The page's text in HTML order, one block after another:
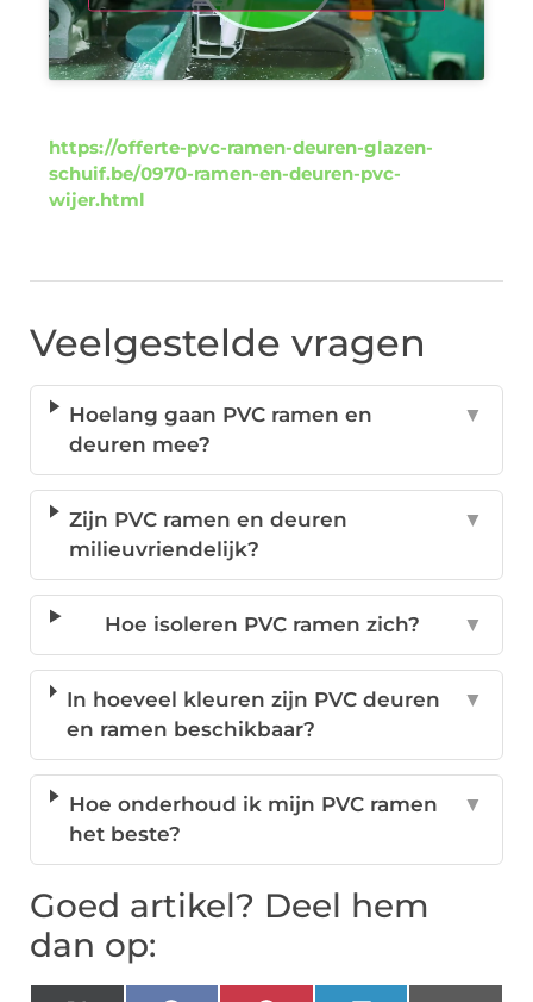
https://offerte-pvc-ramen-deuren-glazen-
schuif.be/0970-ramen-en-deuren-pvc-
wijer.html
Veelgestelde vragen
Hoelang gaan PVC ramen en
deuren mee?
▼
Zijn PVC ramen en deuren
milieuvriendelijk?
▼
Hoe isoleren PVC ramen zich? ▼
In hoeveel kleuren zijn PVC deuren
en ramen beschikbaar?
▼
Hoe onderhoud ik mijn PVC ramen
het beste?
▼
Goed artikel? Deel hem
dan op: